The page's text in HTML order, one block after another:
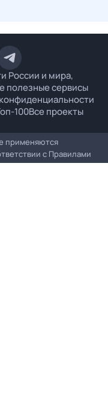
России и мира,
полезные сервисы
100Все проекты
применяются
с Правилами